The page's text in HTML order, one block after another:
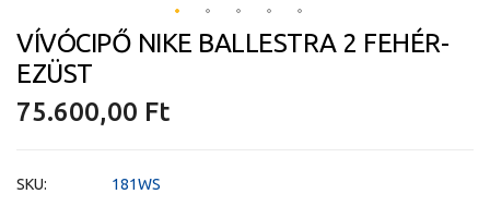
Ugrás
a
elejére
VÍVÓCIPŐ NIKE BALLESTRA 2 FEHÉR-
EZÜST
75.600,00 Ft
SKU
181WS